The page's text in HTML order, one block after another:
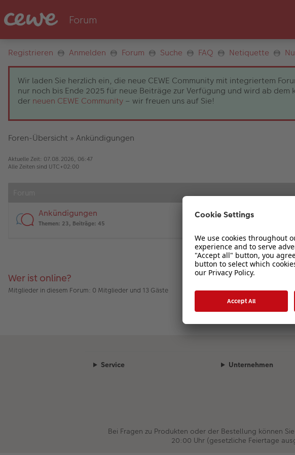
Registrieren Anmelden Forum Suche FAQ Netiquette
Wir laden Sie herzlich ein, die neue CEWE Community mit integriertem
nur noch bis Ende 2025 für neue Beiträge zur Verfügung und wird ab
der neuen CEWE Community – wir freuen uns auf Sie!
Foren-Übersicht » Ankündigungen
Aktuelle Zeit: 07.08.2026, 06:47
Alle Zeiten sind UTC+02:00
Ankündigungen
Themen: 23, Beiträge: 45
Wer ist online?
Mitglieder in diesem Forum: 0 Mitglieder und 13 Gäste
Service Unternehmen
Bei Fragen zu Produkten oder der Bestellung können
20:00 Uhr (gesetzliche Feiertage